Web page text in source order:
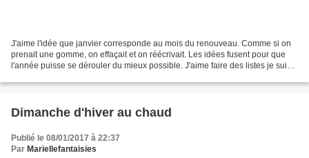
J'aime l'idée que janvier corresponde au mois du renouveau. Comme si on
prenait une gomme, on effaçait et on réécrivait. Les idées fusent pour que
l'année puisse se dérouler du mieux possible. J'aime faire des listes je suis
Dimanche d'hiver au chaud
Publié le 08/01/2017 à 22:37
Par Mariellefantaisies